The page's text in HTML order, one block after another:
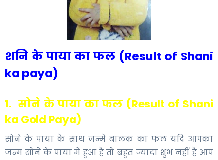
शनि के पाया का फल (Result of Shani
ka paya)
1. सोने के पाया का फल (Result of Shani
ka Gold Paya)
सोने के पाया के साथ जन्मे बालक का फल यदि आपका
जन्म सोने के पाया में हुआ है तो बहुत ज्यादा शुभ नहीं है आप